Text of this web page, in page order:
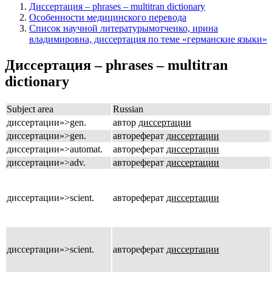
Диссертация – phrases – multitran dictionary
Особенности медицинского перевода
Список научной литературымотченко, ирина
владимировна, диссертация по теме «германские языки»
Диссертация – phrases – multitran
dictionary
Subject area
Russian
диссертации»>gen.
автор диссертации
диссертации»>gen.
автореферат диссертации
диссертации»>automat.
автореферат диссертации
диссертации»>adv.
автореферат диссертации
диссертации»>scient. автореферат диссертации
диссертации»>scient. автореферат диссертации